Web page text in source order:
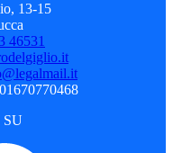
13-15
46531
SU